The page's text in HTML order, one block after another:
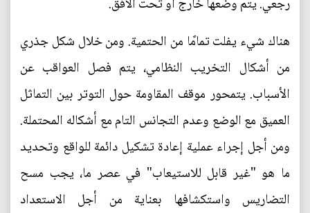
هناك شيء يفلت تمامًا من الحتمية. ومن خلال شكل جذري
من أشكال التخريب النظامي، يتم فصل العواقب عن
الأسباب. يتمحور موقف المقاومة حول التوتر بين التماثل
العميق مع الوضع وعدم التجانس التام مع أشكاله المحتملة.
ومن أجل إجراء عملية إعادة تشكيل دائمة للواقع وتحديد
ما هو "غير قابل للاستيعاب" في عصر ما، يجب مسح
التضاريس واستكشافها بعناية من أجل الاستعداد